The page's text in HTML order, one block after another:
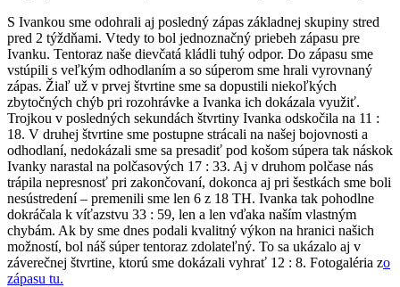
S Ivankou sme odohrali aj posledný zápas základnej skupiny stred
pred 2 týždňami. Vtedy to bol jednoznačný priebeh zápasu pre
Ivanku. Tentoraz naše dievčatá kládli tuhý odpor. Do zápasu sme
vstúpili s veľkým odhodlaním a so súperom sme hrali vyrovnaný
zápas. Žiaľ už v prvej štvrtine sme sa dopustili niekoľkých
zbytočných chýb pri rozohrávke a Ivanka ich dokázala využiť.
Trojkou v posledných sekundách štvrtiny Ivanka odskočila na 11 :
18. V druhej štvrtine sme postupne strácali na našej bojovnosti a
odhodlaní, nedokázali sme sa presadiť pod košom súpera tak náskok
Ivanky narastal na polčasových 17 : 33. Aj v druhom polčase nás
trápila nepresnosť pri zakončovaní, dokonca aj pri šestkách sme boli
nesústredení – premenili sme len 6 z 18 TH. Ivanka tak pohodlne
dokráčala k víťazstvu 33 : 59, len a len vďaka naším vlastným
chybám. Ak by sme dnes podali kvalitný výkon na hranici našich
možností, bol náš súper tentoraz zdolateľný. To sa ukázalo aj v
záverečnej štvrtine, ktorú sme dokázali vyhrať 12 : 8. Fotogaléria zo
zápasu tu.